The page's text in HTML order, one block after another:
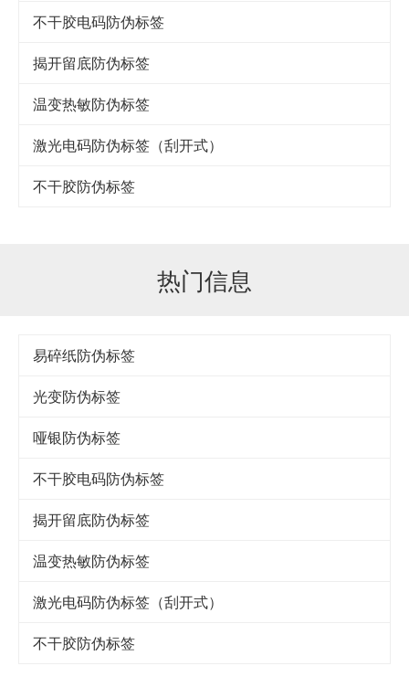
不干胶电码防伪标签
揭开留底防伪标签
温变热敏防伪标签
激光电码防伪标签（刮开式）
不干胶防伪标签
热门信息
易碎纸防伪标签
光变防伪标签
哑银防伪标签
不干胶电码防伪标签
揭开留底防伪标签
温变热敏防伪标签
激光电码防伪标签（刮开式）
不干胶防伪标签